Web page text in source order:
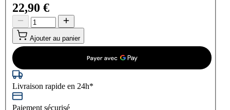
22,90 €
Ajouter au panier
Livraison rapide en 24h*
Paiement sécurisé